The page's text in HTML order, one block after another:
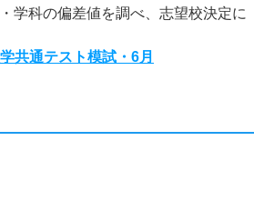
学科の偏差値を調べ、志望校決定に
共通テスト模試・6月